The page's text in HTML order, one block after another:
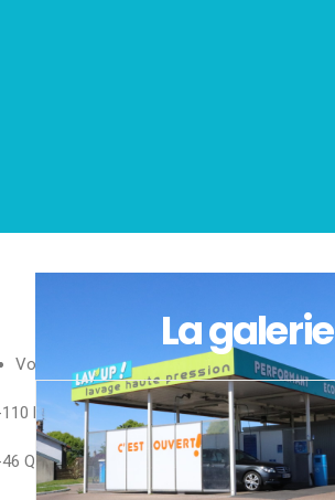
Vos stations de lavage Lav’Up :
Rue de Bellac, 87100 Limoges
Quai Salvador ALLENDE, 8700 Limoges
La galerie